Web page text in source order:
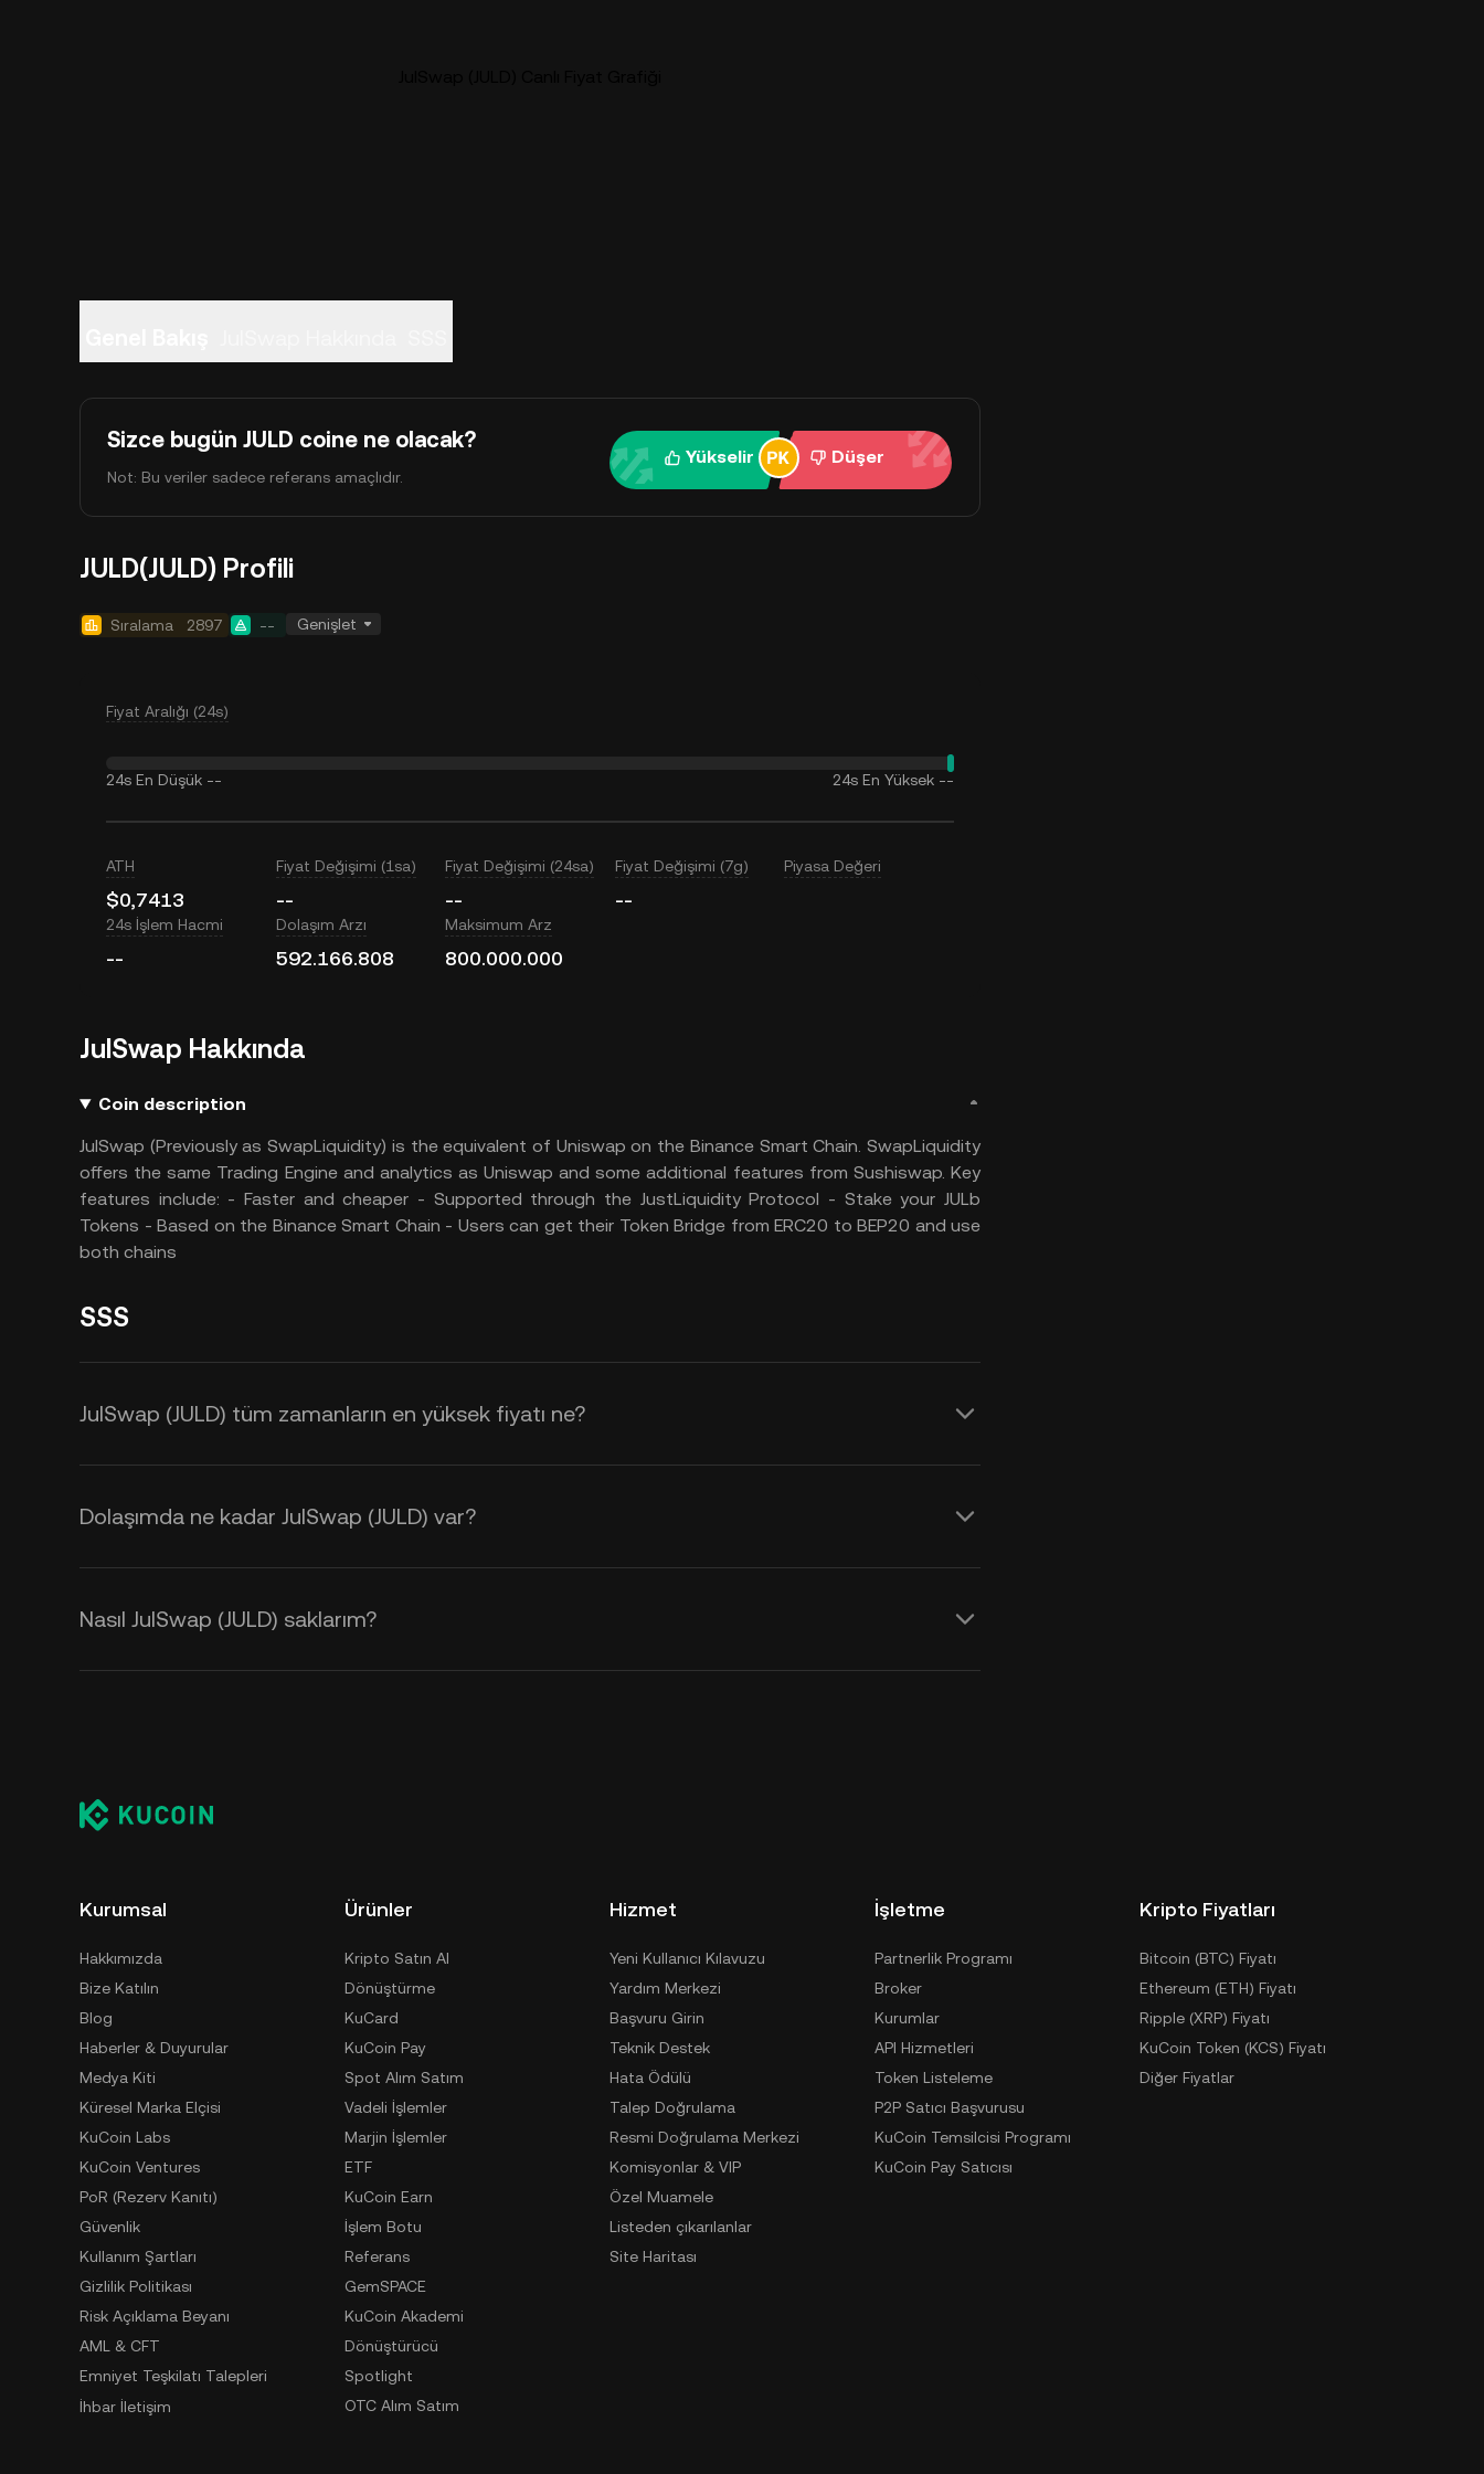
Sizce bugün JULD coine ne olacak?
Not: Bu veriler sadece referans amaçlıdır.
Yükselir Düşer
JULD(JULD) Profili
Sıralama 2897 -- Genişlet
Fiyat Aralığı (24s)
24s En Düşük -- 24s En Yüksek --
ATH
$0,7413
Fiyat Değişimi (1sa)
--
Fiyat Değişimi (24sa)
--
Fiyat Değişimi (7g)
--
Piyasa Değeri
24s İşlem Hacmi
--
Dolaşım Arzı
592.166.808
Maksimum Arz
800.000.000
JulSwap Hakkında
Coin description
JulSwap (Previously as SwapLiquidity) is the equivalent of Uniswap on the Binance Smart Chain. SwapLiquidity
offers the same Trading Engine and analytics as Uniswap and some additional features from Sushiswap. Key
features include: - Faster and cheaper - Supported through the JustLiquidity Protocol - Stake your JULb
Tokens - Based on the Binance Smart Chain - Users can get their Token Bridge from ERC20 to BEP20 and use
both chains
SSS
JulSwap (JULD) tüm zamanların en yüksek fiyatı ne?
Dolaşımda ne kadar JulSwap (JULD) var?
Nasıl JulSwap (JULD) saklarım?
Kurumsal
Hakkımızda
Bize Katılın
Blog
Haberler & Duyurular
Medya Kiti
Küresel Marka Elçisi
KuCoin Labs
KuCoin Ventures
PoR (Rezerv Kanıtı)
Güvenlik
Kullanım Şartları
Gizlilik Politikası
Risk Açıklama Beyanı
AML & CFT
Emniyet Teşkilatı Talepleri
İhbar İletişim
Ürünler
Kripto Satın Al
Dönüştürme
KuCard
KuCoin Pay
Spot Alım Satım
Vadeli İşlemler
Marjin İşlemler
ETF
KuCoin Earn
İşlem Botu
Referans
GemSPACE
KuCoin Akademi
Dönüştürücü
Spotlight
OTC Alım Satım
Hizmet
Yeni Kullanıcı Kılavuzu
Yardım Merkezi
Başvuru Girin
Teknik Destek
Hata Ödülü
Talep Doğrulama
Resmi Doğrulama Merkezi
Komisyonlar & VIP
Özel Muamele
Listeden çıkarılanlar
Site Haritası
İşletme
Partnerlik Programı
Broker
Kurumlar
API Hizmetleri
Token Listeleme
P2P Satıcı Başvurusu
KuCoin Temsilcisi Programı
KuCoin Pay Satıcısı
Kripto Fiyatları
Bitcoin (BTC) Fiyatı
Ethereum (ETH) Fiyatı
Ripple (XRP) Fiyatı
KuCoin Token (KCS) Fiyatı
Diğer Fiyatlar